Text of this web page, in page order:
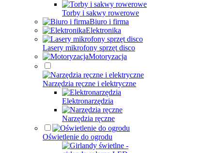
Torby i sakwy rowerowe
Biuro i firma
Elektronika
Lasery mikrofony sprzęt disco
Motoryzacja
Narzędzia ręczne i elektryczne
Elektronarzędzia
Narzędzia ręczne
Oświetlenie do ogrodu